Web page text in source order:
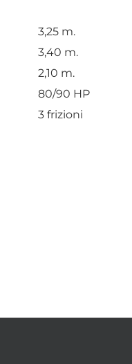
3,25 m.
3,40 m.
2,10 m.
80/90 HP
3 frizioni